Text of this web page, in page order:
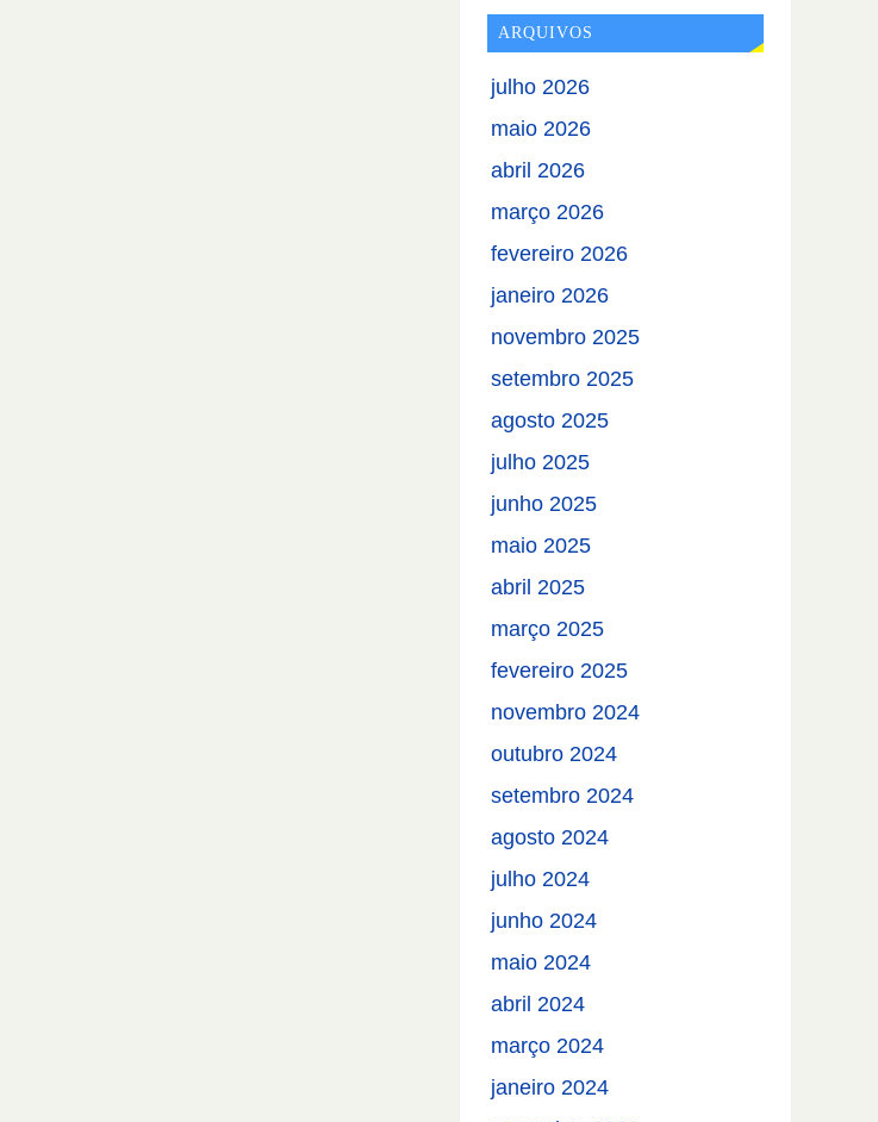
ARQUIVOS
julho 2026
maio 2026
abril 2026
março 2026
fevereiro 2026
janeiro 2026
novembro 2025
setembro 2025
agosto 2025
julho 2025
junho 2025
maio 2025
abril 2025
março 2025
fevereiro 2025
novembro 2024
outubro 2024
setembro 2024
agosto 2024
julho 2024
junho 2024
maio 2024
abril 2024
março 2024
janeiro 2024